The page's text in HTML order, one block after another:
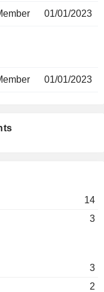
01/01/2023
01/01/2023
14
3
3
2